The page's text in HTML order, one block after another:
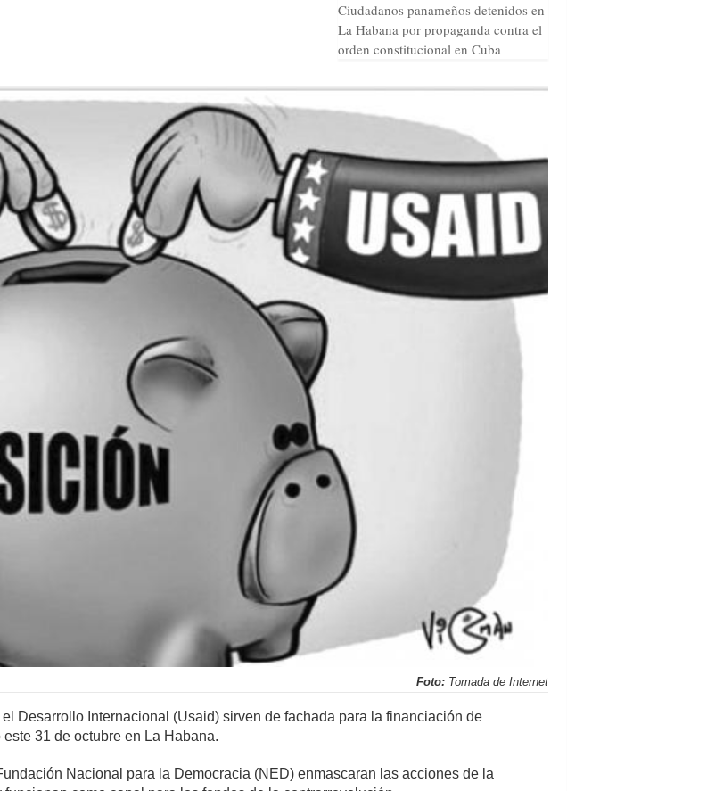
Ciudadanos panameños detenidos en
La Habana por propaganda contra el
orden constitucional en Cuba
Foto: Tomada de Internet
Desarrollo Internacional (Usaid) sirven de fachada para la financiación de
31 de octubre en La Habana.
Nacional para la Democracia (NED) enmascaran las acciones de la